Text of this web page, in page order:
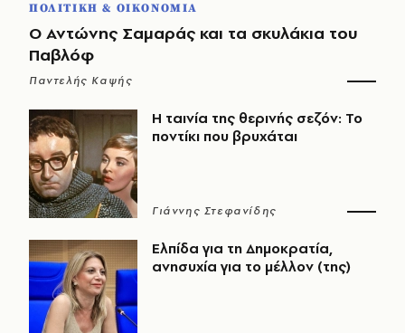
ΠΟΛΙΤΙΚΗ & ΟΙΚΟΝΟΜΙΑ
Ο Αντώνης Σαμαράς και τα σκυλάκια του
Παβλόφ
Παντελής Καψής
Η ταινία της θερινής σεζόν: Το
ποντίκι που βρυχάται
Γιάννης Στεφανίδης
Ελπίδα για τη Δημοκρατία,
ανησυχία για το μέλλον (της)